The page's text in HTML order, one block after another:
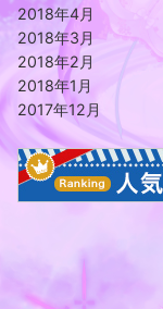
2018年4月
2018年3月
2018年2月
2018年1月
2017年12月